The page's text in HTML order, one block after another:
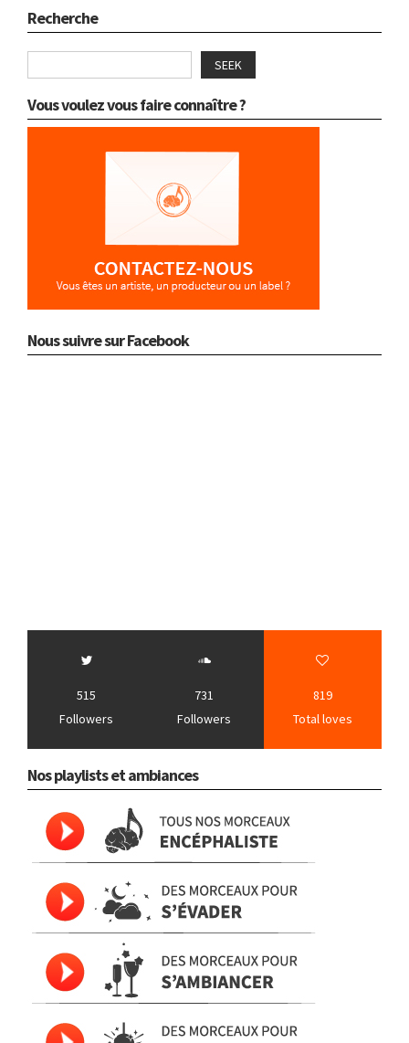
Recherche
SEEK
Vous voulez vous faire connaître ?
Nous suivre sur Facebook
515
Followers
731
Followers
819
Total loves
Nos playlists et ambiances